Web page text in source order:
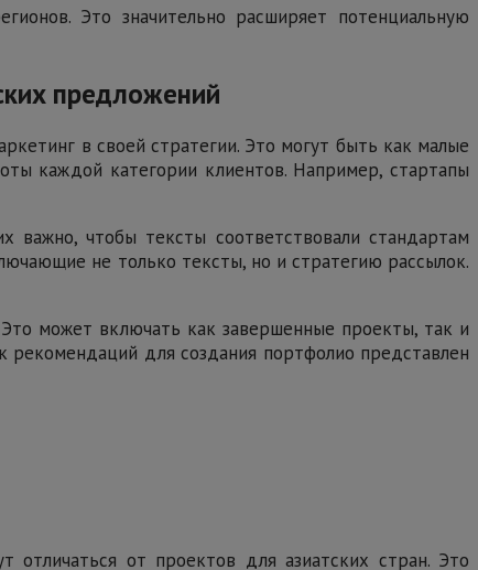
Это значительно расширяет потенциальную
предложений
в своей стратегии. Это могут быть как малые
каждой категории клиентов. Например, стартапы
чтобы тексты соответствовали стандартам
не только тексты, но и стратегию рассылок.
может включать как завершенные проекты, так и
рекомендаций для создания портфолио представлен
отличаться от проектов для азиатских стран. Это